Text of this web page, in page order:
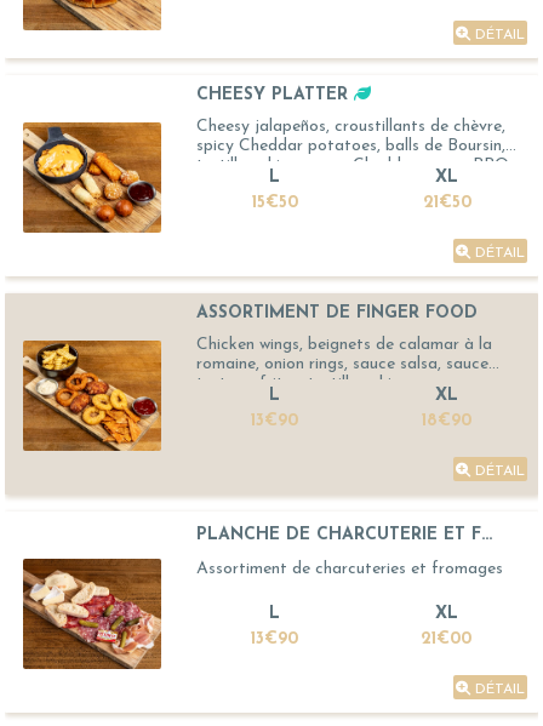
DÉTAIL
CHEESY PLATTER
Cheesy jalapeños, croustillants de chèvre,
spicy Cheddar potatoes, balls de Boursin,
tortillas chips, sauce Cheddar, sauce BBQ
L
15€50
XL
21€50
DÉTAIL
ASSORTIMENT DE FINGER FOOD
Chicken wings, beignets de calamar à la
romaine, onion rings, sauce salsa, sauce
tartare, frites, tortillas chips
L
13€90
XL
18€90
DÉTAIL
PLANCHE DE CHARCUTERIE ET F...
Assortiment de charcuteries et fromages
L
13€90
XL
21€00
DÉTAIL